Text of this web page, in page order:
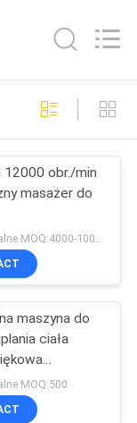
42
5
12000 obr./min
masażer do
Negocjowalne MOQ:4000-10000
maszyna do
ciała
maszyna do
MOQ:500